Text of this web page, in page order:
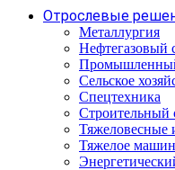
Отрослевые
Металлургия
Нефтегазовый
Сельское
Спецтехника
Строительный
Тяжеловесные
Тяжелое